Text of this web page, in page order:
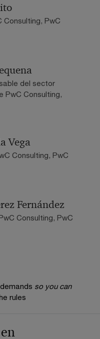
Consulting, PwC
del sector
PwC Consulting,
Vega
Consulting, PwC
Fernández
Consulting, PwC
so you can
rules